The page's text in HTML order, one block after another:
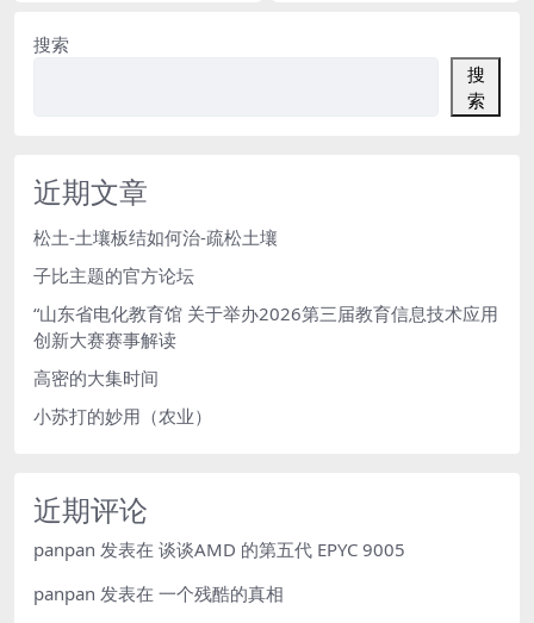
搜索
搜
索
近期文章
松土-土壤板结如何治-疏松土壤
子比主题的官方论坛
“山东省电化教育馆 关于举办2026第三届教育信息技术应用
创新大赛赛事解读
高密的大集时间
小苏打的妙用（农业）
近期评论
panpan 发表在 谈谈AMD 的第五代 EPYC 9005
panpan 发表在 一个残酷的真相